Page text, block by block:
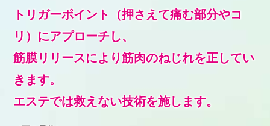
トリガーポイント（押さえて痛む部分やコ
リ）にアプローチし、
筋膜リリースにより筋肉のねじれを正してい
きます。
エステでは救えない技術を施します。